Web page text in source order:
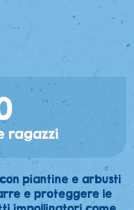
ragazzi
piantine e arbusti
e proteggere le